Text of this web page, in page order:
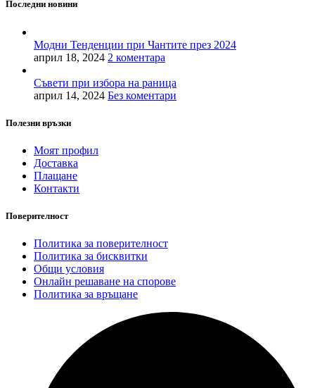
Последни новини
Модни Тенденции при Чантите през 2024
април 18, 2024 2 коментара
Съвети при избора на раница
април 14, 2024 Без коментари
Полезни връзки
Моят профил
Доставка
Плащане
Контакти
Поверителност
Политика за поверителност
Политика за бисквитки
Общи условия
Онлайн решаване на спорове
Политика за връщане